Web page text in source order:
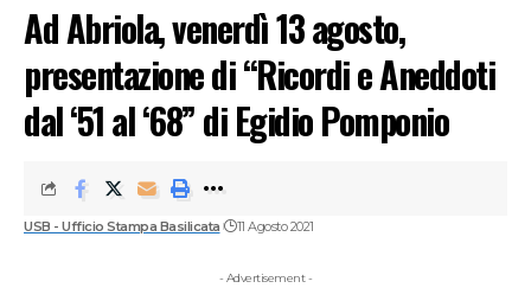
Ad Abriola, venerdì 13 agosto,
presentazione di “Ricordi e Aneddoti
dal ‘51 al ‘68” di Egidio Pomponio
USB - Ufficio Stampa Basilicata 11 Agosto 2021
- Advertisement -